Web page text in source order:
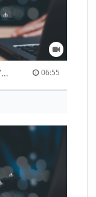
Il sistema salariale ottimizzato dell’Amministrazione federale 06:55